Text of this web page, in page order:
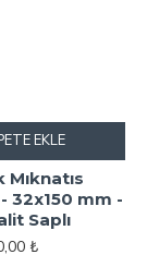
Mıknatıs
32x150 mm -
Saplı
₺
EKLE